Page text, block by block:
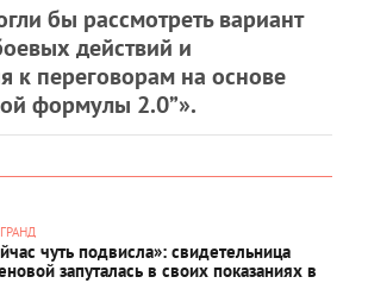
бы рассмотреть вариант
действий и
к переговорам на основе
формулы 2.0”».
чуть подвисла»: свидетельница
запуталась в своих показаниях в